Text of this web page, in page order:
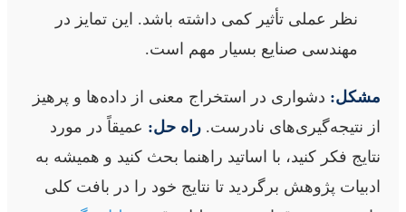
نظر عملی تأثیر کمی داشته باشد. این تمایز در
مهندسی صنایع بسیار مهم است.
مشکل: دشواری در استخراج معنی از داده‌ها و پرهیز
از نتیجه‌گیری‌های نادرست. راه حل: عمیقاً در مورد
نتایج فکر کنید، با اساتید راهنما بحث کنید و همیشه به
ادبیات پژوهش برگردید تا نتایج خود را در بافت کلی